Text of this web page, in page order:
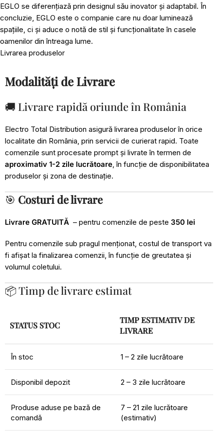
EGLO se diferențiază prin designul său inovator și adaptabil. În
concluzie, EGLO este o companie care nu doar luminează
spațiile, ci și aduce o notă de stil și funcționalitate în casele
oamenilor din întreaga lume.
Livrarea produselor
Modalități de Livrare
🚚 Livrare rapidă oriunde în România
Electro Total Distribution asigură livrarea produselor în orice
localitate din România, prin servicii de curierat rapid. Toate
comenzile sunt procesate prompt și livrate în termen de
aproximativ 1-2 zile lucrătoare, în funcție de disponibilitatea
produselor și zona de destinație.
🎯 Costuri de livrare
Livrare GRATUITĂ – pentru comenzile de peste 350 lei
Pentru comenzile sub pragul menționat, costul de transport va
fi afișat la finalizarea comenzii, în funcție de greutatea și
volumul coletului.
📦 Timp de livrare estimat
STATUS STOC
TIMP ESTIMATIV DE
LIVRARE
În stoc 1 – 2 zile lucrătoare
Disponibil depozit 2 – 3 zile lucrătoare
Produse aduse pe bază de
comandă
7 – 21 zile lucrătoare
(estimativ)